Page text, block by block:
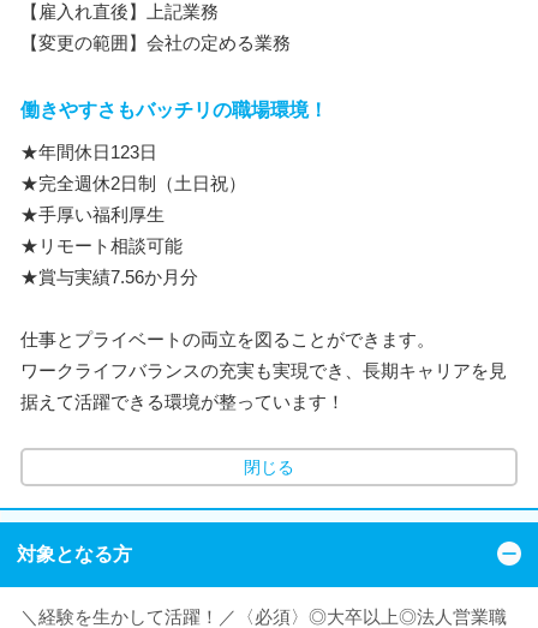
【雇入れ直後】上記業務
【変更の範囲】会社の定める業務
働きやすさもバッチリの職場環境！
★年間休日123日
★完全週休2日制（土日祝）
★手厚い福利厚生
★リモート相談可能
★賞与実績7.56か月分
仕事とプライベートの両立を図ることができます。
ワークライフバランスの充実も実現でき、長期キャリアを見
据えて活躍できる環境が整っています！
閉じる
対象となる方
＼経験を生かして活躍！／〈必須〉◎大卒以上◎法人営業職